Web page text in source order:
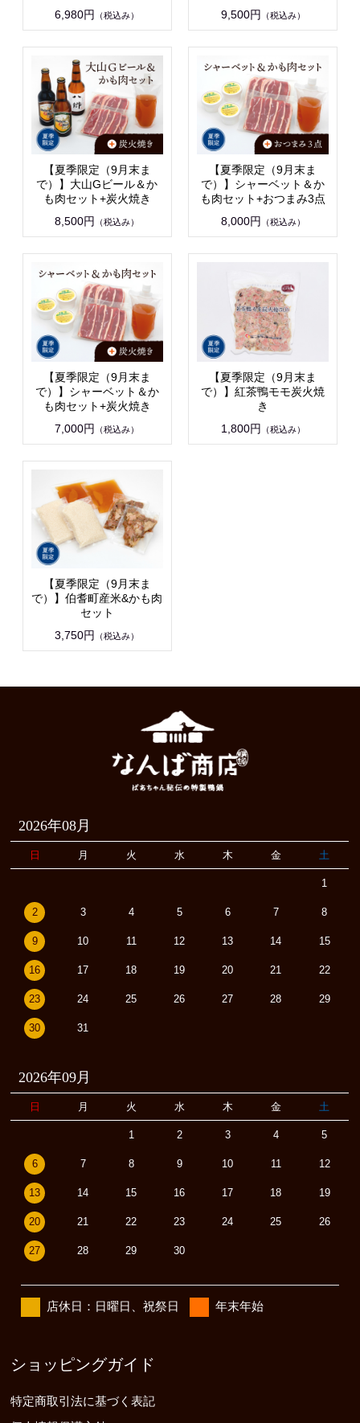
6,980円
（税込み）
9,500円
（税込み）
【夏季限定（9月末ま
で）】大山Gビール＆か
も肉セット+炭火焼き
8,500円
（税込み）
【夏季限定（9月末ま
で）】シャーベット＆か
も肉セット+おつまみ3点
8,000円
（税込み）
【夏季限定（9月末ま
で）】シャーベット＆か
も肉セット+炭火焼き
7,000円
（税込み）
【夏季限定（9月末ま
で）】紅茶鴨モモ炭火焼
き
1,800円
（税込み）
【夏季限定（9月末ま
で）】伯耆町産米&かも肉
セット
3,750円
（税込み）
2026年08月
日 月 火 水 木 金 土
1
2 3 4 5 6 7 8
9 10 11 12 13 14 15
16 17 18 19 20 21 22
23 24 25 26 27 28 29
30 31
2026年09月
日 月 火 水 木 金 土
1 2 3 4 5
6 7 8 9 10 11 12
13 14 15 16 17 18 19
20 21 22 23 24 25 26
27 28 29 30
店休日：日曜日、祝祭日 年末年始
ショッピングガイド
特定商取引法に基づく表記